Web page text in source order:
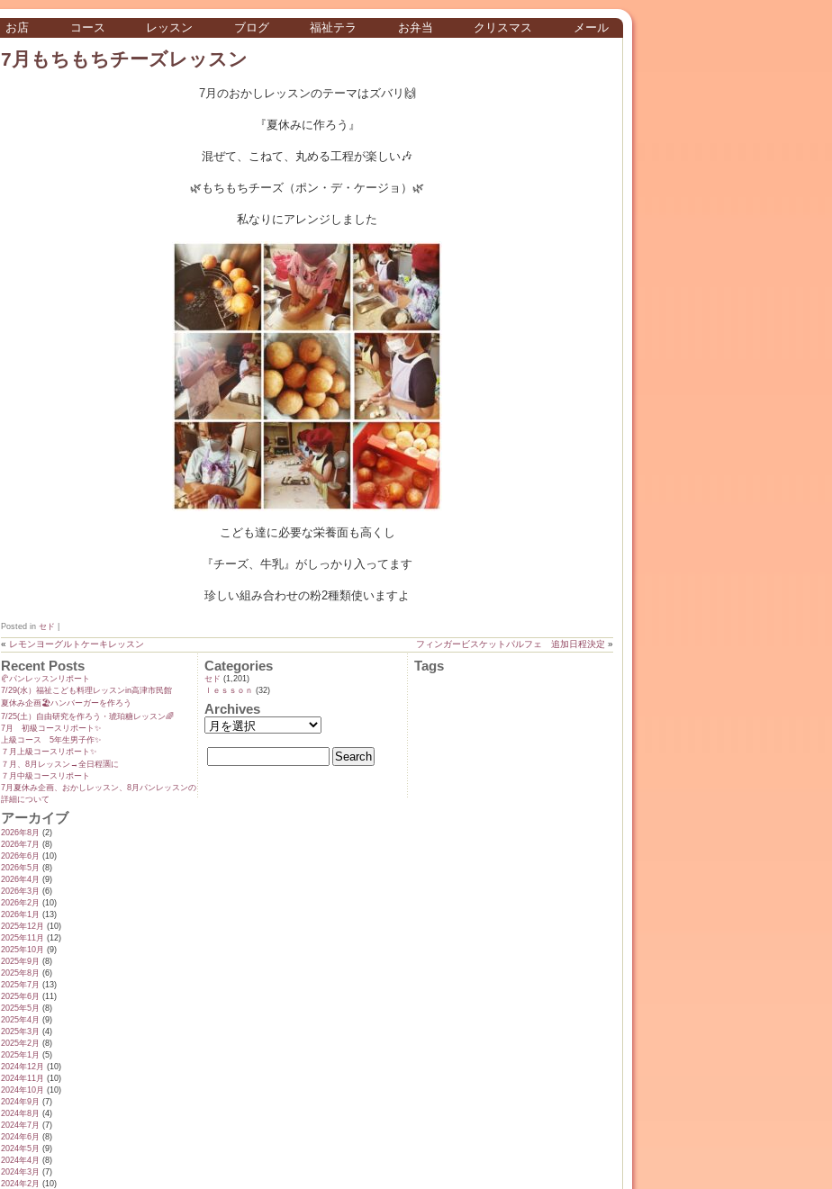
お店 コース レッスン ブログ 福祉テラ お弁当 クリスマス メール
7月もちもちチーズレッスン
7月のおかしレッスンのテーマはズバリ🙌
『夏休みに作ろう』
混ぜて、こねて、丸める工程が楽しい🎶
🌿もちもちチーズ（ポン・デ・ケージョ）🌿
私なりにアレンジしました
こども達に必要な栄養面も高くし
『チーズ、牛乳』がしっかり入ってます
珍しい組み合わせの粉2種類使いますよ
Posted in セド
« レモンヨーグルトケーキレッスン フィンガービスケットパルフェ 追加日程決定 »
Recent Posts
🥐パンレッスンリポート
7/29(水）福祉こども料理レッスンin高津市民館
夏休み企画🏖️ハンバーガーを作ろう
7/25(土）自由研究を作ろう・琥珀糖レッスン🌈
7月 初級コースリポート✨️
上級コース 5年生男子作✨️
７月上級コースリポート✨️
７月、8月レッスン→全日程🈵に
７月中級コースリポート
7月夏休み企画、おかしレッスン、8月パンレッスンの
詳細について
アーカイブ
2026年8月 (2)
2026年7月 (8)
2026年6月 (10)
2026年5月 (8)
2026年4月 (9)
2026年3月 (6)
2026年2月 (10)
2026年1月 (13)
2025年12月 (10)
2025年11月 (12)
2025年10月 (9)
2025年9月 (8)
2025年8月 (6)
2025年7月 (13)
2025年6月 (11)
2025年5月 (8)
2025年4月 (9)
2025年3月 (4)
2025年2月 (8)
2025年1月 (5)
2024年12月 (10)
2024年11月 (10)
2024年10月 (10)
2024年9月 (7)
2024年8月 (4)
2024年7月 (7)
2024年6月 (8)
2024年5月 (9)
2024年4月 (8)
2024年3月 (7)
2024年2月 (10)
Categories
セド (1,201)
ｌｅｓｓｏｎ (32)
Archives
Tags